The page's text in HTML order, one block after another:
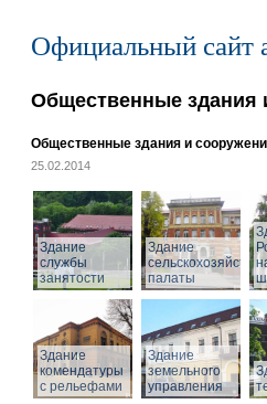
Официальный сайт
Общественные здания
Общественные здания и
25.02.2014
Здание
службы
занятости
Здание
палаты
Здание
комендатуры
с рельефами
Здание
земельного
управления